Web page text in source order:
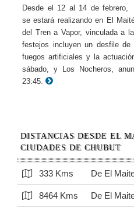
Desde el 12 al 14 de febrero,
se estará realizando en El
del Tren a Vapor, vinculada a
festejos incluyen un desfile de
fuegos artificiales y la
sábado, y Los Nocheros,
23:45.
DISTANCIAS DESDE EL
CIUDADES DE CHUBUT
333 Kms De El
8464 Kms De El